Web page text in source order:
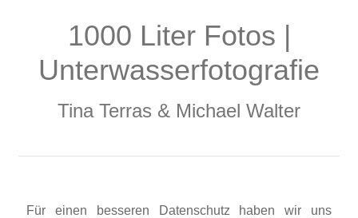
1000 Liter Fotos |
Unterwasserfotografie
Tina Terras & Michael Walter
Für einen besseren Datenschutz haben wir uns